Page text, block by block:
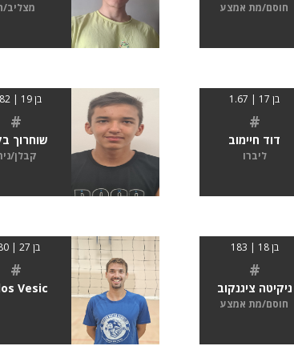
חוסם/מת אמצע מצליב/
בן 17 | 1.67
#
דוד חיימוב
ליברו
בן 19 | 1.82
#
שוחרוך
קבלן/
בן 18 | 183
#
ניקיטה ציגנקוב
חוסם/מת אמצע
בן 27 | 180
#
Vesic